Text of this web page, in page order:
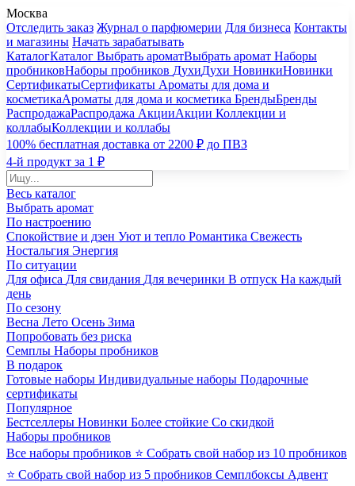
Москва
Отследить заказ Журнал о парфюмерии Для бизнеса Контакты
и магазины Начать зарабатывать
КаталогКаталог Выбрать ароматВыбрать аромат Наборы
пробниковНаборы пробников ДухиДухи НовинкиНовинки
СертификатыСертификаты Ароматы для дома и
косметикаАроматы для дома и косметика БрендыБренды
РаспродажаРаспродажа АкцииАкции Коллекции и
коллабыКоллекции и коллабы
100% бесплатная доставка от 2200 ₽ до ПВЗ
4-й продукт за 1 ₽
Весь каталог
Выбрать аромат
По настроению
Спокойствие и дзен Уют и тепло Романтика Свежесть
Ностальгия Энергия
По ситуации
Для офиса Для свидания Для вечеринки В отпуск На каждый
день
По сезону
Весна Лето Осень Зима
Попробовать без риска
Семплы Наборы пробников
В подарок
Готовые наборы Индивидуальные наборы Подарочные
сертификаты
Популярное
Бестселлеры Новинки Более стойкие Со скидкой
Наборы пробников
Все наборы пробников ⭐ Собрать свой набор из 10 пробников
⭐ Собрать свой набор из 5 пробников Семплбоксы Адвент